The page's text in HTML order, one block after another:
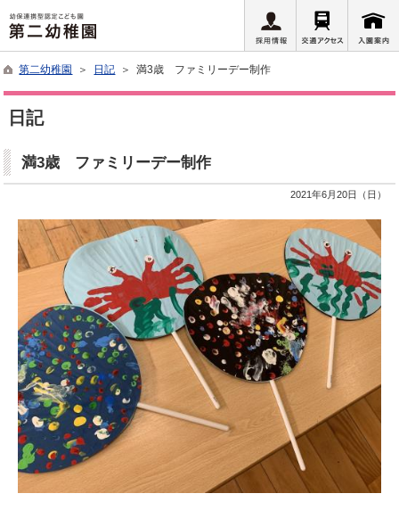
第二幼稚園 ＞ 日記 ＞ 満3歳 ファミリーデー制作
日記
満3歳 ファミリーデー制作
2021年6月20日（日）